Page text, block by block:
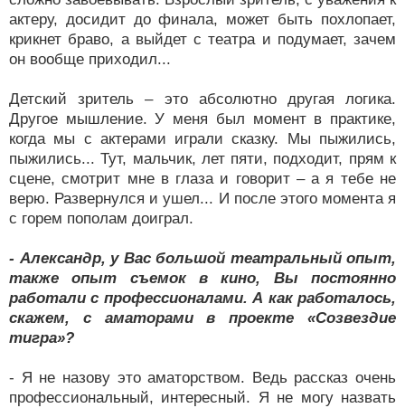
актеру, досидит до финала, может быть похлопает,
крикнет браво, а выйдет с театра и подумает, зачем
он вообще приходил...
Детский зритель – это абсолютно другая логика.
Другое мышление. У меня был момент в практике,
когда мы с актерами играли сказку. Мы пыжились,
пыжились... Тут, мальчик, лет пяти, подходит, прям к
сцене, смотрит мне в глаза и говорит – а я тебе не
верю. Развернулся и ушел... И после этого момента я
с горем пополам доиграл.
- Александр, у Вас большой театральный опыт,
также опыт съемок в кино, Вы постоянно
работали с профессионалами. А как работалось,
скажем, с аматорами в проекте «Созвездие
тигра»?
- Я не назову это аматорством. Ведь рассказ очень
профессиональный, интересный. Я не могу назвать